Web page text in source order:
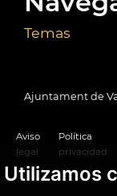
Utilizamos
Temas
Ajuntament de
Aviso
legal
Política
privacidad